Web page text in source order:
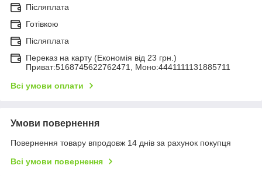
Післяплата
Готівкою
Післяплата
Переказ на карту (Економія від 23 грн.)
Приват:5168745622762471, Моно:4441111131885711
Всі умови оплати
Умови повернення
Повернення товару впродовж 14 днів за рахунок покупця
Всі умови повернення